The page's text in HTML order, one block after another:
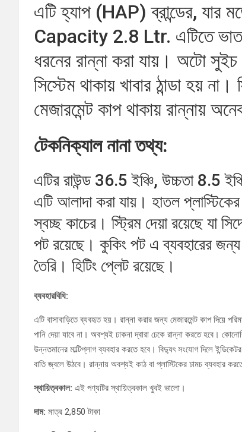
এটি হ্যাপ (HAP) ব্রান্ডের,
Capacity 2.8 Ltr. এটিতে ভাত,
ধরনের রান্না করা যায়। অটো
সিস্টেম থাকায় খাবার ঠান্ডা হয়
মেজারমেন্ট কাপ থাকায় রান্নায়
টেকনিক্যাল নানা তথ্য:
এটির রাউন্ড 36.5 ইঞ্চি, উচ্চতা 8.5
এটি আলাদা করা যায়। হাতল
স্বচ্ছ কাচের। স্ট্রিম দেয়া রয়েছে যা
পট রয়েছে। কুকিং পট এ ব্যবহারের
তৈরি। হিটিং প্লেট রয়েছে।
ব্যবহারবিধি:
এটি বাসাবাড়িতে ব্যবহৃত হয়। রান্না করার জন্য মেজারমেন্ট কাপ দিয়ে
পানি দেয়া যাবে না। অবশ্যই ঢাকনা দ্বারা ঢেকে রান্না করতে হবে।
উন্নতমানের মাল্টিপ্লাগ ব্যবহার করতে হবে। বিদ্যুৎ সংযোগ দিলে
বাতি জ্বলে উঠবে। রান্নায় অবশ্যই কাঠ বা প্লাস্টিকের চামচ ব্যবহার
স্থায়িত্বকাল: এই পণ্যটির স্থায়িত্বকাল খুবই ভালো।
দাম: মাত্র 2,850 টাকা